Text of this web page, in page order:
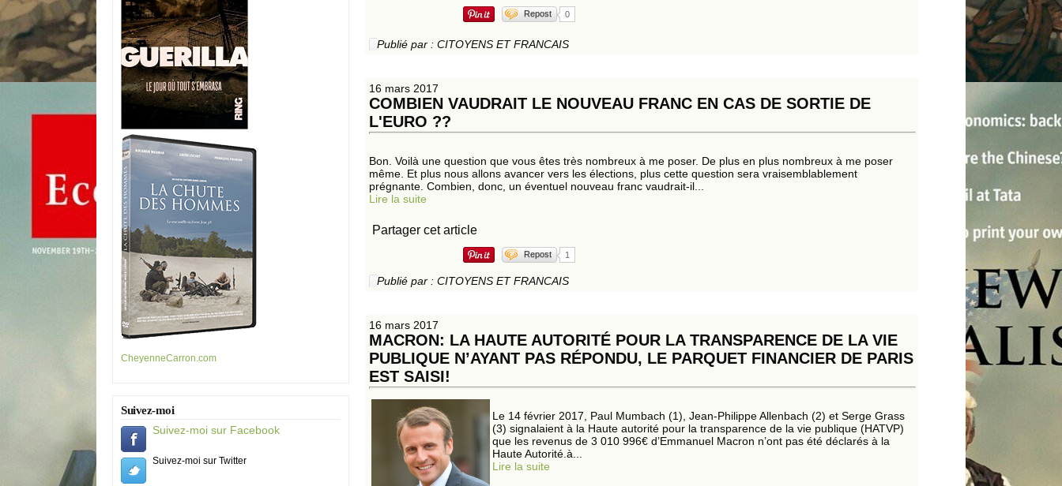
CheyenneCarron.com
Suivez-moi
Suivez-moi sur Facebook
Suivez-moi sur Twitter
Repost 0
Publié par : CITOYENS ET FRANCAIS
16 mars 2017
COMBIEN VAUDRAIT LE NOUVEAU FRANC EN CAS DE SORTIE DE
L'EURO ??
Bon. Voilà une question que vous êtes très nombreux à me poser. De plus en plus nombreux à me poser
même. Et plus nous allons avancer vers les élections, plus cette question sera vraisemblablement
prégnante. Combien, donc, un éventuel nouveau franc vaudrait-il...
Lire la suite
Partager cet article
Repost 1
Publié par : CITOYENS ET FRANCAIS
16 mars 2017
MACRON: LA HAUTE AUTORITÉ POUR LA TRANSPARENCE DE LA VIE
PUBLIQUE N’AYANT PAS RÉPONDU, LE PARQUET FINANCIER DE PARIS
EST SAISI!
Le 14 février 2017, Paul Mumbach (1), Jean-Philippe Allenbach (2) et Serge Grass
(3) signalaient à la Haute autorité pour la transparence de la vie publique (HATVP)
que les revenus de 3 010 996€ d’Emmanuel Macron n’ont pas été déclarés à la
Haute Autorité.à...
Lire la suite